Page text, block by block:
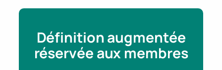
Définition augmentée
réservée aux membres